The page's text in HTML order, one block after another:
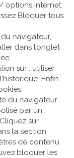
options internet.
Bloquer tous
navigateur,
dans l’onglet
sur : utiliser
Enfin
du navigateur
par un
sur
la section
de contenu.
bloquer les